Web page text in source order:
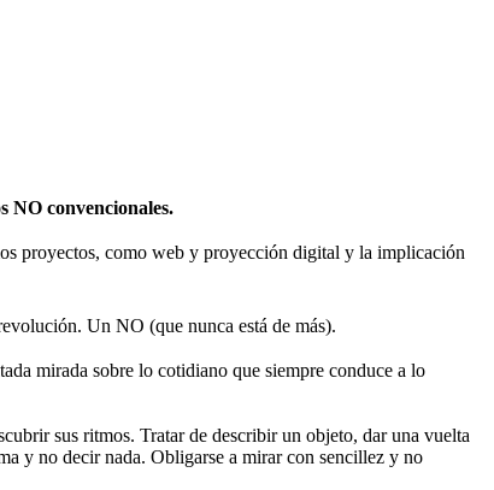
NO convencionales.
proyectos, como web y proyección digital y la implicación
Un NO (que nunca está de más).
mirada sobre lo cotidiano que siempre conduce a lo
sus ritmos. Tratar de describir un objeto, dar una vuelta
y no decir nada. Obligarse a mirar con sencillez y no